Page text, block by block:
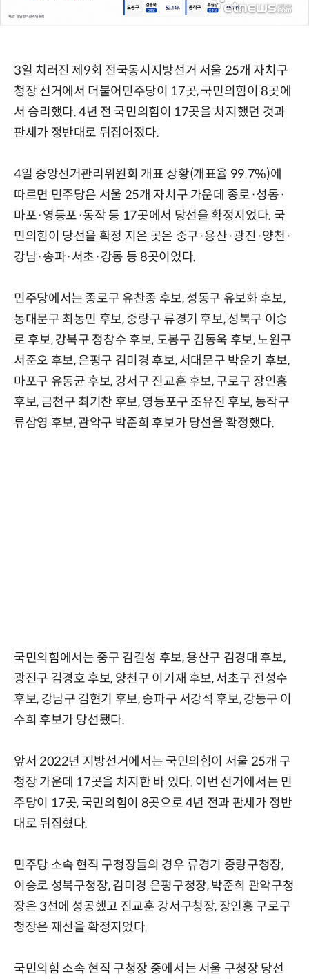
3일 치러진 제9회 전국동시지방선거 서울 25개 자치구
청장 선거에서 더불어민주당이 17곳, 국민의힘이 8곳에
서 승리했다. 4년 전 국민의힘이 17곳을 차지했던 것과
판세가 정반대로 뒤집어졌다.
4일 중앙선거관리위원회 개표 상황(개표율 99.7%)에
따르면 민주당은 서울 25개 자치구 가운데 종로·성동·
마포·영등포·동작 등 17곳에서 당선을 확정지었다. 국
민의힘이 당선을 확정 지은 곳은 중구·용산·광진·양천·
강남·송파·서초·강동 등 8곳이었다.
민주당에서는 종로구 유찬종 후보, 성동구 유보화 후보,
동대문구 최동민 후보, 중랑구 류경기 후보, 성북구 이승
로 후보, 강북구 정창수 후보, 도봉구 김동욱 후보, 노원구
서준오 후보, 은평구 김미경 후보, 서대문구 박운기 후보,
마포구 유동균 후보, 강서구 진교훈 후보, 구로구 장인홍
후보, 금천구 최기찬 후보, 영등포구 조유진 후보, 동작구
류삼영 후보, 관악구 박준희 후보가 당선을 확정했다.
국민의힘에서는 중구 김길성 후보, 용산구 김경대 후보,
광진구 김경호 후보, 양천구 이기재 후보, 서초구 전성수
후보, 강남구 김현기 후보, 송파구 서강석 후보, 강동구 이
수희 후보가 당선됐다.
앞서 2022년 지방선거에서는 국민의힘이 서울 25개 구
청장 가운데 17곳을 차지한 바 있다. 이번 선거에서는 민
주당이 17곳, 국민의힘이 8곳으로 4년 전과 판세가 정반
대로 뒤집혔다.
민주당 소속 현직 구청장들의 경우 류경기 중랑구청장,
이승로 성북구청장, 김미경 은평구청장, 박준희 관악구청
장은 3선에 성공했고 진교훈 강서구청장, 장인홍 구로구
청장은 재선을 확정지었다.
국민의힘 소속 현직 구청장 중에서는 서울 구청장 당선